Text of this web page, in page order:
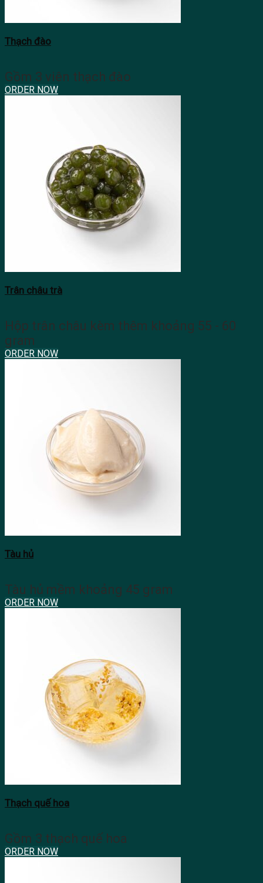
Thạch đào
Gồm 3 viên thạch đào
ORDER NOW
Trân châu trà
Hộp trân châu kèm thêm khoảng 55 - 60
gram
ORDER NOW
Tàu hủ
Tàu hủ mềm khoảng 45 gram
ORDER NOW
Thạch quế hoa
Gồm 3 thạch quế hoa
ORDER NOW